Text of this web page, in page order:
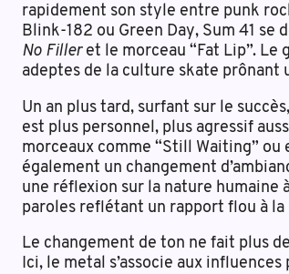
rapidement son style entre punk
Blink-182 ou Green Day, Sum 41
No Filleret le morceau “Fat Lip”. Le
adeptes de la culture skate prônant
Un an plus tard, surfant sur le
est plus personnel, plus agressif
morceaux comme “Still Waiting” ou
également un changement
une réflexion sur la nature humaine
paroles reflétant un rapport flou à la
Le changement de ton ne fait plus
Ici, le metal s’associe aux